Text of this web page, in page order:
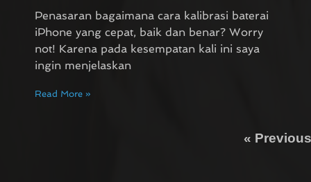
Penasaran bagaimana cara kalibrasi baterai
iPhone yang cepat, baik dan benar? Worry
not! Karena pada kesempatan kali ini saya
ingin menjelaskan
Read More »
« Previous